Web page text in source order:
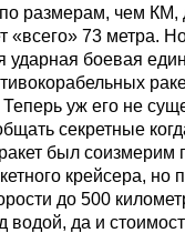
размерам, чем КМ,
«всего» 73 метра.
ударная боевая
уж его не
секретные
был соизмерим
крейсера, но
до 500
водой, да и